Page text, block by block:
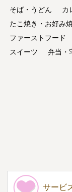
そば・うどん
カ
たこ焼き・お好み
ファーストフード
スイーツ
弁当・
サービ